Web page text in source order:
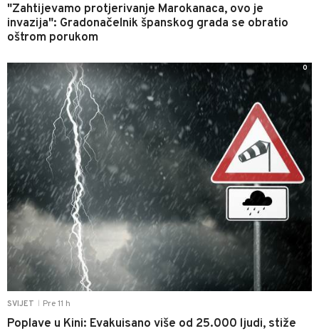
"Zahtijevamo protjerivanje Marokanaca, ovo je
invazija": Gradonačelnik španskog grada se obratio
oštrom porukom
SVIJET Pre 11 h
Poplave u Kini: Evakuisano više od 25.000 ljudi, stiže
0